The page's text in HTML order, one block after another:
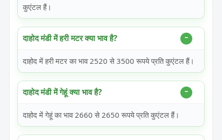
कुएंटल हैं।
दाहोद मंडी में हरी मटर क्या भाव है?
दाहोद में हरी मटर का भाव 2520 से 3500 रूपये प्रति कुएंटल हैं।
दाहोद मंडी में गेहूं क्या भाव है?
दाहोद में गेहूं का भाव 2660 से 2650 रूपये प्रति कुएंटल हैं।